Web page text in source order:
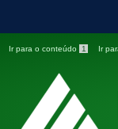
Ir para o conteúdo 1 Ir